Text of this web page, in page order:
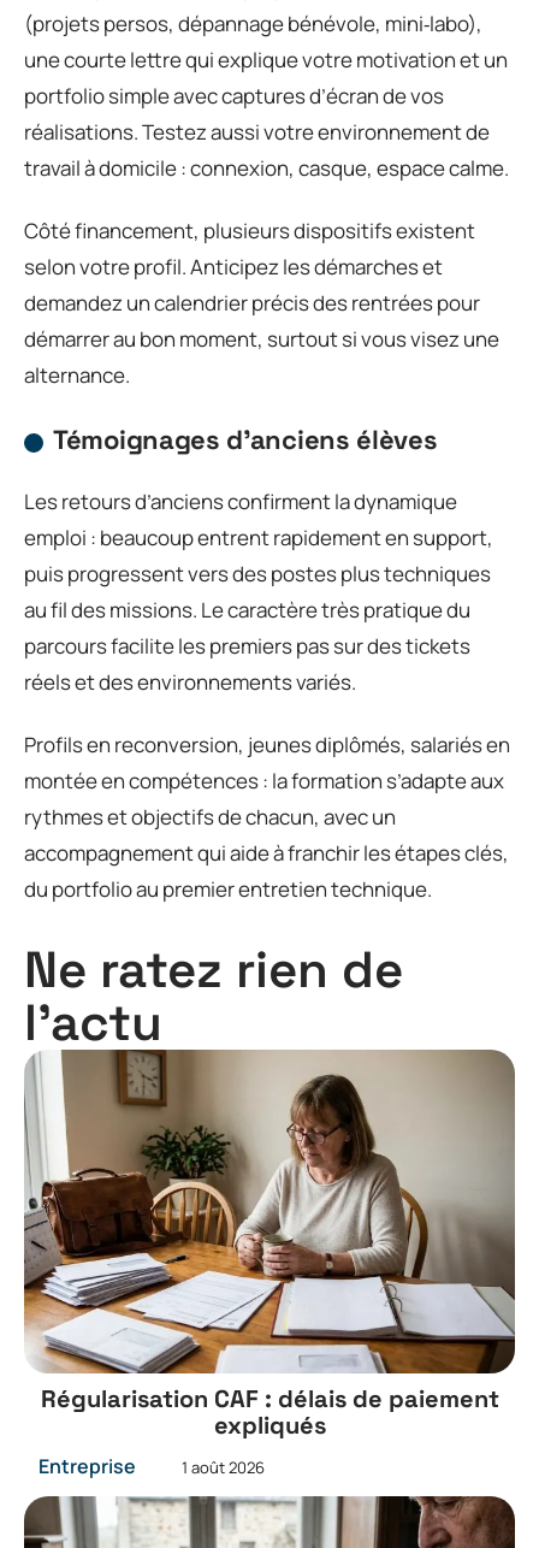
(projets persos, dépannage bénévole, mini‑labo),
une courte lettre qui explique votre motivation et un
portfolio simple avec captures d’écran de vos
réalisations. Testez aussi votre environnement de
travail à domicile : connexion, casque, espace calme.
Côté financement, plusieurs dispositifs existent
selon votre profil. Anticipez les démarches et
demandez un calendrier précis des rentrées pour
démarrer au bon moment, surtout si vous visez une
alternance.
Témoignages d’anciens élèves
Les retours d’anciens confirment la dynamique
emploi : beaucoup entrent rapidement en support,
puis progressent vers des postes plus techniques
au fil des missions. Le caractère très pratique du
parcours facilite les premiers pas sur des tickets
réels et des environnements variés.
Profils en reconversion, jeunes diplômés, salariés en
montée en compétences : la formation s’adapte aux
rythmes et objectifs de chacun, avec un
accompagnement qui aide à franchir les étapes clés,
du portfolio au premier entretien technique.
Ne ratez rien de
l'actu
Régularisation CAF : délais de paiement
expliqués
Entreprise 1 août 2026